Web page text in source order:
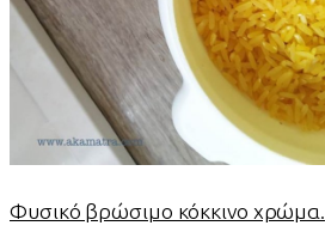
Φυσικό βρώσιμο κόκκινο χρώμα.